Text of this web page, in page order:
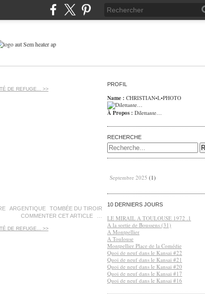
DE REFUGE... >>
ARGENTIQUE
TOMBÉE DU TIROIR
COMMENTER CET ARTICLE
DE REFUGE... >>
PROFIL
Name : CHRISTIAN•L•PHOTO
À Propos : Dilettante…
RECHERCHE
Septembre 2025 (1)
10 DERNIERS JOURS
LE MIRAIL A TOULOUSE 1972 .1
A la sortie de Boussens (31)
A Montpellier
A Toulouse
Montpellier Place de la Comédie
Quoi de neuf dans le Kansai #22
Quoi de neuf dans le Kansai #21
Quoi de neuf dans le Kansai #20
Quoi de neuf dans le Kansai #17
Quoi de neuf dans le Kansai #16